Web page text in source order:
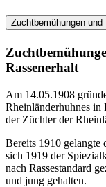
Zuchtbemühungen
Rassenerhalt
Am 14.05.1908
Rheinländerhuhnes in
der Züchter der
Bereits 1910 gelangte
sich 1919 der
nach Rassestandard
und jung gehalten.